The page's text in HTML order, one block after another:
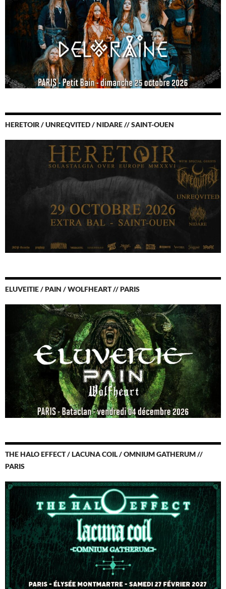
HERETOIR / UNREQVITED / NIDARE // SAINT-OUEN
ELUVEITIE / PAIN / WOLFHEART // PARIS
THE HALO EFFECT / LACUNA COIL / OMNIUM GATHERUM //
PARIS